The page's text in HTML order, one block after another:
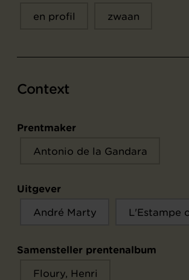
en profil zwaan
Context
Prentmaker
Antonio de la Gandara
Uitgever
André Marty L'Estampe
Samensteller prentenalbum
Floury, Henri